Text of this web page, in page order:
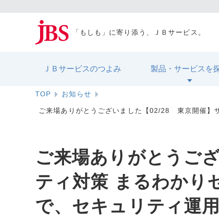
「もしも」に寄り添う、ＪＢサービス。
ＪＢサービスのつよみ 製品・サービスを
TOP お知らせ
ご来場ありがとうございました【02/28 東京開催】
ご来場ありがとうご
ティ対策 まるわかり
で、セキュリティ運